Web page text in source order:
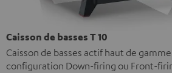
Caisson de basses T 10
Caisson de basses actif haut de
configuration Down-firing ou Front-